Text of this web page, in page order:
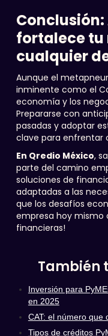
fortalece tu
cualquier
Aunque el
inminente como el
economía y los
Prepararse con
pasadas y adoptar
clave para enfrentar
En Qredio México,
parte del camino
soluciones de
adaptadas a las
que los desafíos
empresa hoy mismo
financieras!
También
Inversión para
en 2025
CAT: el número que
Tipos de créditos